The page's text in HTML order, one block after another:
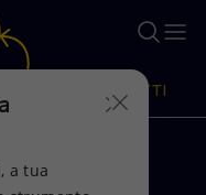
di intelligenza
PRODOTTI
a tua